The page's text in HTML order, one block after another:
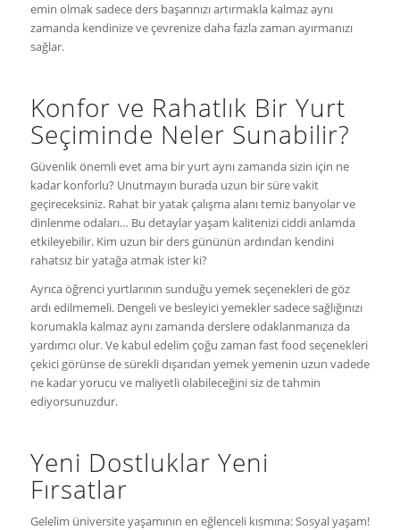
emin olmak sadece ders başarınızı artırmakla kalmaz aynı
zamanda kendinize ve çevrenize daha fazla zaman ayırmanızı
sağlar.
Konfor ve Rahatlık Bir Yurt
Seçiminde Neler Sunabilir?
Güvenlik önemli evet ama bir yurt aynı zamanda sizin için ne
kadar konforlu? Unutmayın burada uzun bir süre vakit
geçireceksiniz. Rahat bir yatak çalışma alanı temiz banyolar ve
dinlenme odaları… Bu detaylar yaşam kalitenizi ciddi anlamda
etkileyebilir. Kim uzun bir ders gününün ardından kendini
rahatsız bir yatağa atmak ister ki?
Ayrıca öğrenci yurtlarının sunduğu yemek seçenekleri de göz
ardı edilmemeli. Dengeli ve besleyici yemekler sadece sağlığınızı
korumakla kalmaz aynı zamanda derslere odaklanmanıza da
yardımcı olur. Ve kabul edelim çoğu zaman fast food seçenekleri
çekici görünse de sürekli dışarıdan yemek yemenin uzun vadede
ne kadar yorucu ve maliyetli olabileceğini siz de tahmin
ediyorsunuzdur.
Yeni Dostluklar Yeni
Fırsatlar
Gelelim üniversite yaşamının en eğlenceli kısmına: Sosyal yaşam!